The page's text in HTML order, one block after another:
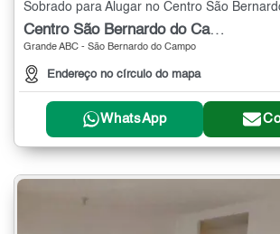
Centro São Bernardo do Campo
Grande ABC - São Bernardo do Campo
Endereço no círculo do mapa
WhatsApp